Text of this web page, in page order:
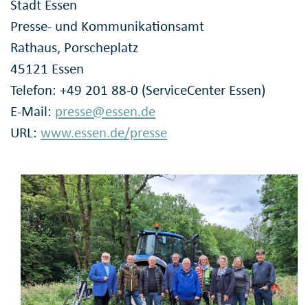
Stadt Essen
Presse- und Kommunikationsamt
Rathaus, Porscheplatz
45121 Essen
Telefon: +49 201 88-0 (ServiceCenter Essen)
E-Mail: presse@essen.de
URL: www.essen.de/presse